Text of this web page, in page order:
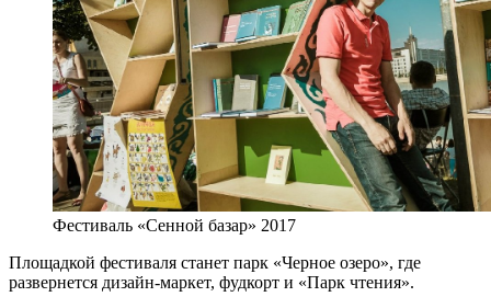
Фестиваль «Сенной базар» 2017
Площадкой фестиваля станет парк «Черное озеро», где
развернется дизайн-маркет, фудкорт и «Парк чтения».